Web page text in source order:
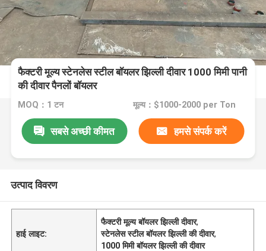
फैक्टरी मूल्य स्टेनलेस स्टील बॉयलर झिल्ली दीवार 1000 मिमी पानी
की दीवार पैनलों बॉयलर
MOQ：1 टन मूल्य：$1000-2000 per Ton
सबसे अच्छी कीमत हमसे संपर्क करें
उत्पाद विवरण
हाई लाइट:
फैक्टरी मूल्य बॉयलर झिल्ली दीवार,
स्टेनलेस स्टील बॉयलर झिल्ली की दीवार,
1000 मिमी बॉयलर झिल्ली की दीवार